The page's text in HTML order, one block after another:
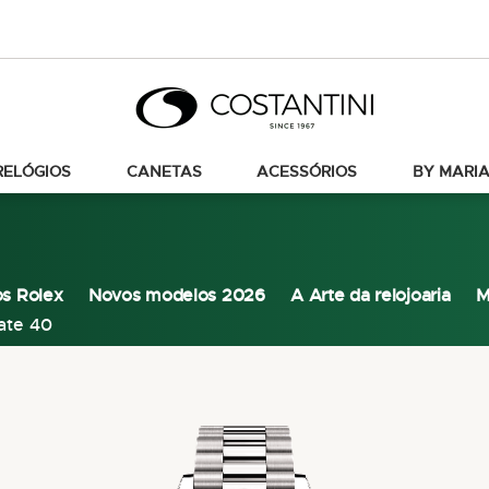
CANETAS ACESSÓRIOS BY
Rolex Novos modelos 2026 A Arte da relojoaria
40
final
da
Galeria